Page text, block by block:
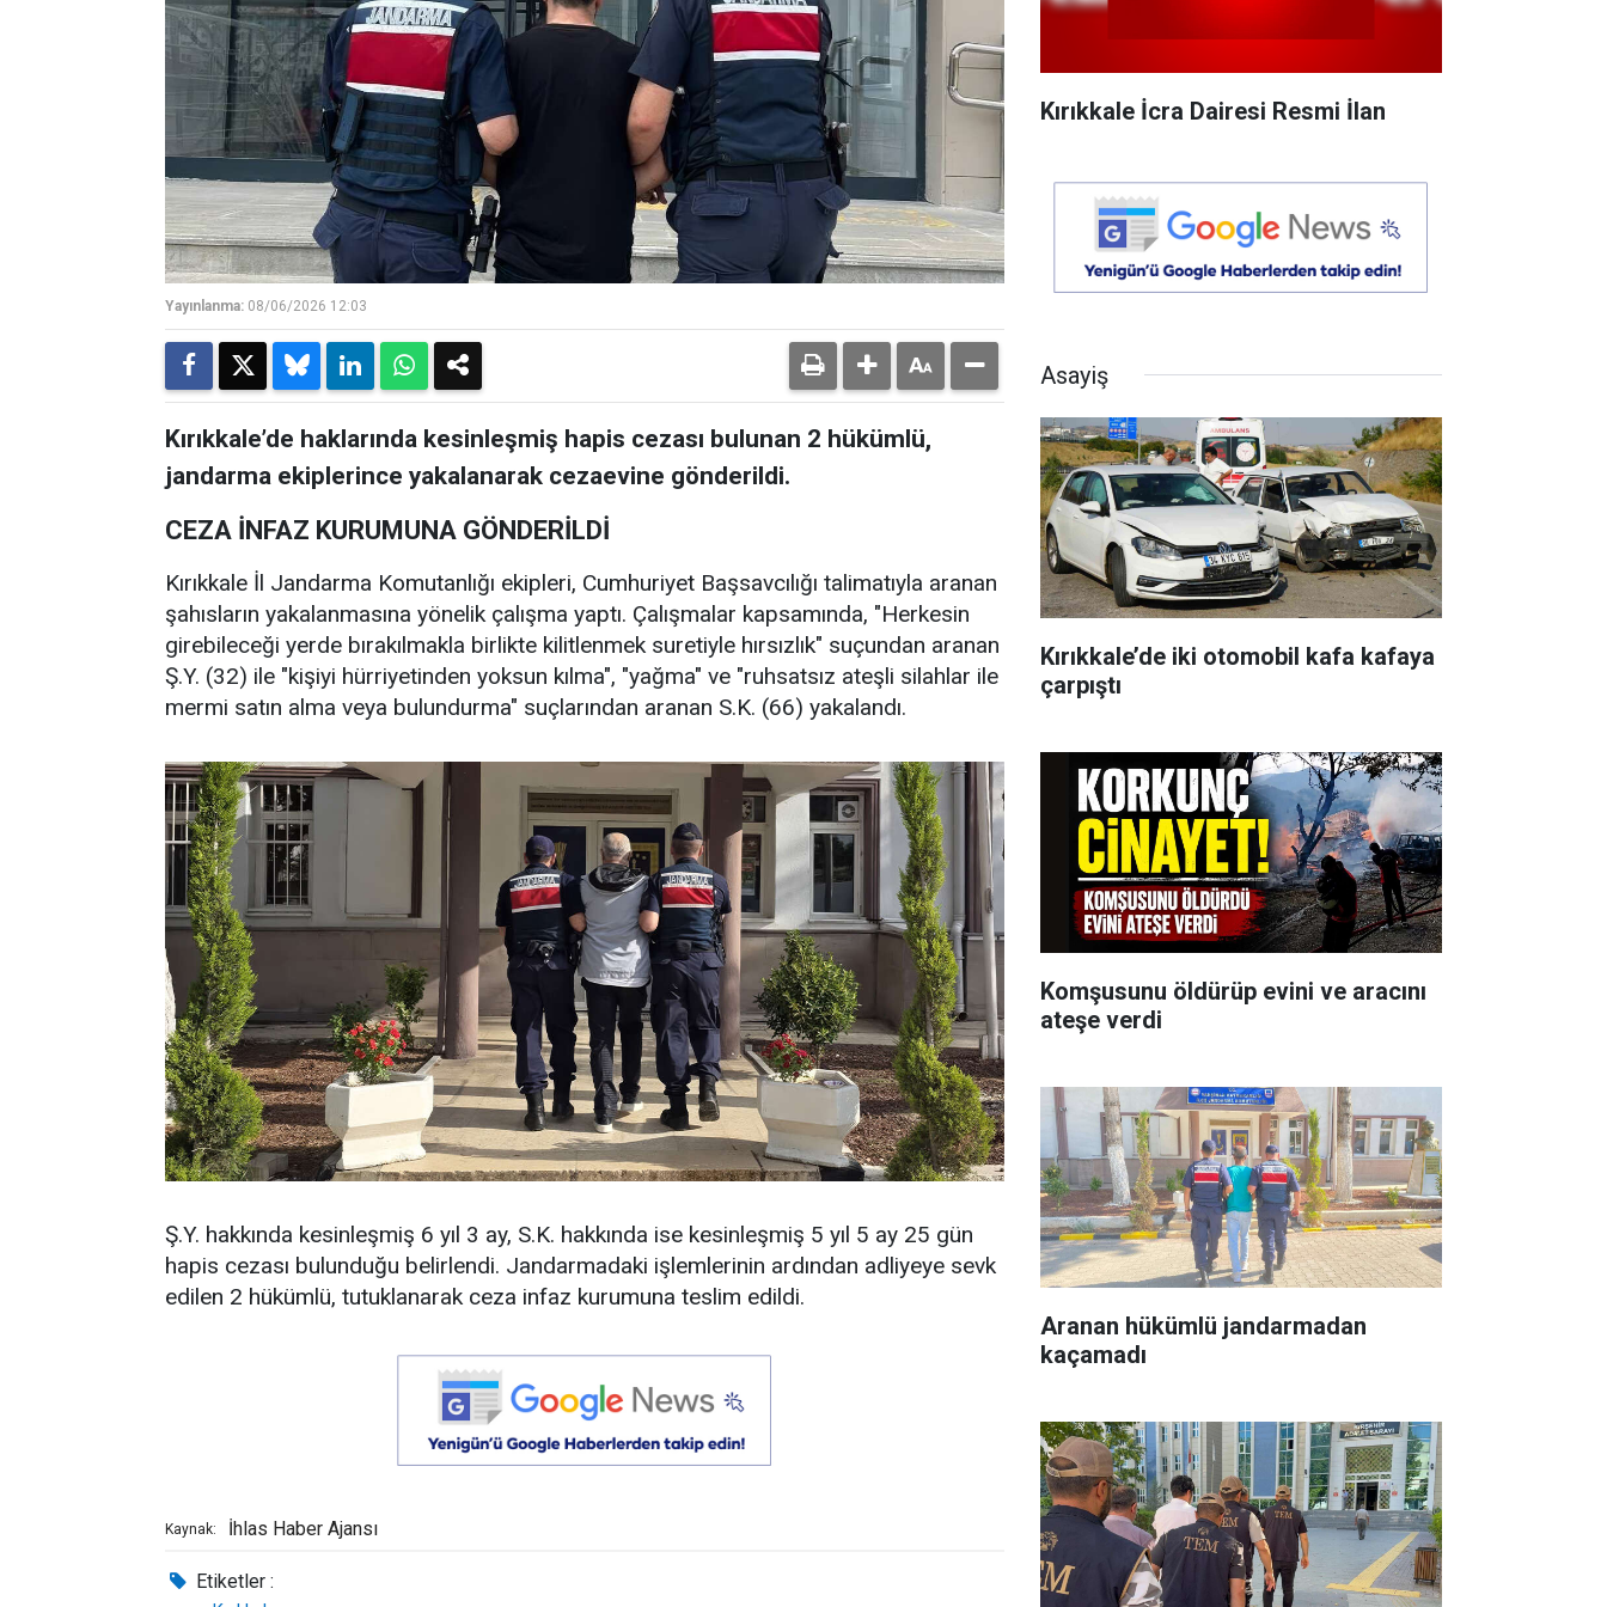
Yayınlanma: 08/06/2026 12:03
Kırıkkale’de haklarında kesinleşmiş hapis cezası bulunan 2 hükümlü,
jandarma ekiplerince yakalanarak cezaevine gönderildi.
CEZA İNFAZ KURUMUNA GÖNDERİLDİ
Kırıkkale İl Jandarma Komutanlığı ekipleri, Cumhuriyet Başsavcılığı talimatıyla aranan
şahısların yakalanmasına yönelik çalışma yaptı. Çalışmalar kapsamında, "Herkesin
girebileceği yerde bırakılmakla birlikte kilitlenmek suretiyle hırsızlık" suçundan aranan
Ş.Y. (32) ile "kişiyi hürriyetinden yoksun kılma", "yağma" ve "ruhsatsız ateşli silahlar ile
mermi satın alma veya bulundurma" suçlarından aranan S.K. (66) yakalandı.
Ş.Y. hakkında kesinleşmiş 6 yıl 3 ay, S.K. hakkında ise kesinleşmiş 5 yıl 5 ay 25 gün
hapis cezası bulunduğu belirlendi. Jandarmadaki işlemlerinin ardından adliyeye sevk
edilen 2 hükümlü, tutuklanarak ceza infaz kurumuna teslim edildi.
Kaynak: İhlas Haber Ajansı
Etiketler :
Kırıkkale İcra Dairesi Resmi İlan
Asayiş
Kırıkkale’de iki otomobil kafa kafaya
çarpıştı
Komşusunu öldürüp evini ve aracını
ateşe verdi
Aranan hükümlü jandarmadan
kaçamadı